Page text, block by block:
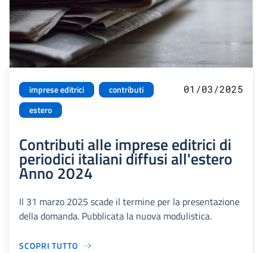
imprese editrici
contributi
estero
01/03/2025
Contributi alle imprese editrici di
periodici italiani diffusi all'estero
Anno 2024
Il 31 marzo 2025 scade il termine per la presentazione
della domanda. Pubblicata la nuova modulistica.
SCOPRI TUTTO